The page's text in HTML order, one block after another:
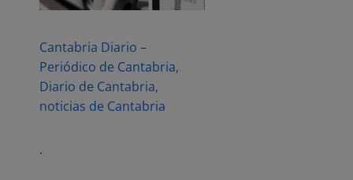
Cantabria Diario –
Periódico de Cantabria,
Diario de Cantabria,
noticias de Cantabria
.